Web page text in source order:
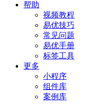
帮助
视频教程
易优技巧
常见问题
易优手册
标签工具
更多
小程序
组件库
案例库